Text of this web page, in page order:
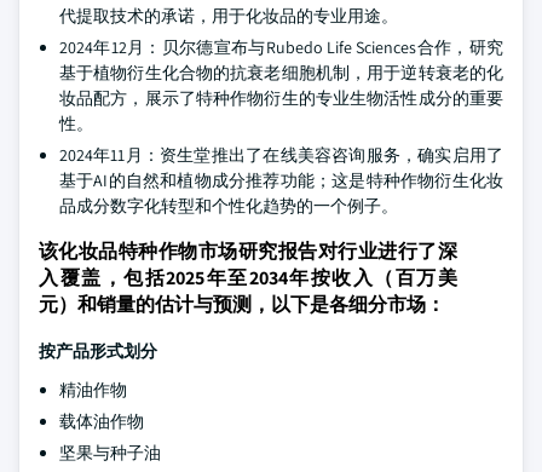
代提取技术的承诺，用于化妆品的专业用途。
2024年12月：贝尔德宣布与Rubedo Life Sciences合作，研究
基于植物衍生化合物的抗衰老细胞机制，用于逆转衰老的化
妆品配方，展示了特种作物衍生的专业生物活性成分的重要
性。
2024年11月：资生堂推出了在线美容咨询服务，确实启用了
基于AI的自然和植物成分推荐功能；这是特种作物衍生化妆
品成分数字化转型和个性化趋势的一个例子。
该化妆品特种作物市场研究报告对行业进行了深
入覆盖，包括2025年至2034年按收入（百万美
元）和销量的估计与预测，以下是各细分市场：
按产品形式划分
精油作物
载体油作物
坚果与种子油